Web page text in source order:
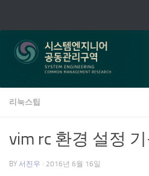
리눅스팁
vim rc 환경 설정
BY 서진우 · 2016년 6월 16일